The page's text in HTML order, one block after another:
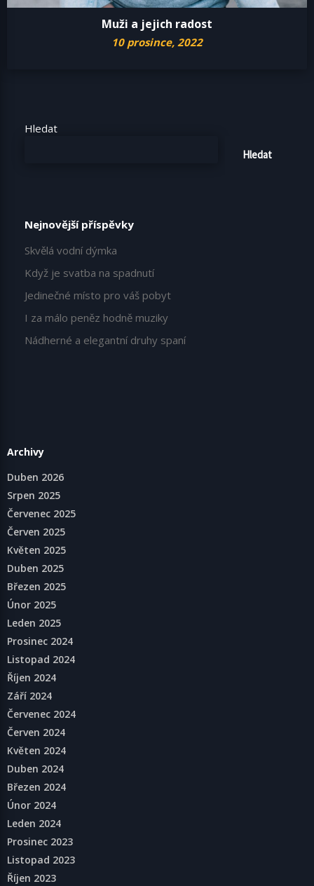
Muži a jejich radost
10 prosince, 2022
Hledat
Hledat
Nejnovější příspěvky
Skvělá vodní dýmka
Když je svatba na spadnutí
Jedinečné místo pro váš pobyt
I za málo peněz hodně muziky
Nádherné a elegantní druhy spaní
Archivy
Duben 2026
Srpen 2025
Červenec 2025
Červen 2025
Květen 2025
Duben 2025
Březen 2025
Únor 2025
Leden 2025
Prosinec 2024
Listopad 2024
Říjen 2024
Září 2024
Červenec 2024
Červen 2024
Květen 2024
Duben 2024
Březen 2024
Únor 2024
Leden 2024
Prosinec 2023
Listopad 2023
Říjen 2023